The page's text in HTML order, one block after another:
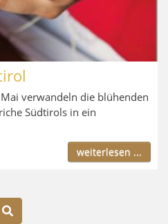
verwandeln die blühenden
Südtirols in ein
weiterlesen ...